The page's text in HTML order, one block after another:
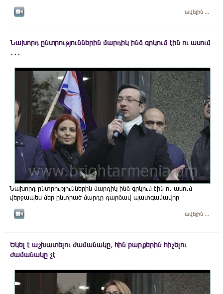
ավելին ...
Նախորդ ընտրություններին մարդիկ ինձ գրկում էին ու ասում
․․․
Նախորդ ընտրություններին մարդիկ ինձ գրկում էին ու ասում`
վերջապես մեր ընտրած մարդը դարձավ պատգամավոր
ավելին ...
Եկել է աշխատելու ժամանակը, հին բարքերին հիշելու
ժամանակը չէ